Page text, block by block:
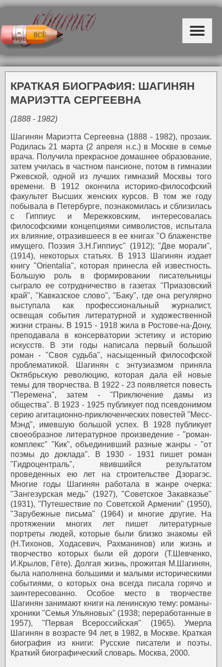
КРАТКАЯ БИОГРАФИЯ: ШАГИНЯН
МАРИЭТТА СЕРГЕЕВНА
(1888 - 1982)
Шагинян Мариэтта Сергеевна (1888 - 1982), прозаик.
Родилась 21 марта (2 апреля н.с.) в Москве в семье
врача. Получила прекрасное домашнее образование,
затем училась в частном пансионе, потом в гимназии
Ржевской, одной из лучших гимназий Москвы того
времени. В 1912 окончила историко-философский
факультет Высших женских курсов. В том же году
побывала в Петербурге, познакомилась и сблизилась
с Гиппиус и Мережковским, интересовалась
философскими концепциями символистов, испытала
их влияние, отразившееся в ее книгах "О блаженстве
имущего. Поэзия З.Н.Гиппиус" (1912); "Две морали",
(1914), некоторых статьях. В 1913 Шагинян издает
книгу "Orientalia", которая принесла ей известность.
Большую роль в формировании писательницы
сыграло ее сотрудничество в газетах "Приазовский
край", "Кавказское слово", "Баку", где она регулярно
выступала как профессиональный журналист,
освещая события литературной и художественной
жизни страны. В 1915 - 1918 жила в Ростове-на-Дону,
преподавала в консерватории эстетику и историю
искусств. В эти годы написала первый большой
роман - "Своя судьба", насыщенный философской
проблематикой. Шагинян с энтузиазмом приняла
Октябрьскую революцию, которая дала ей новые
темы для творчества. В 1922 - 23 появляется повесть
"Перемена", затем - "Приключение дамы из
общества". В 1923 - 1925 публикует под псевдонимом
серию агитационно-приключенческих повестей "Месс-
Мэнд", имевшую большой успех. В 1928 публикует
своеобразное литературное произведение - "роман-
комплекс" "Кик", объединивший разные жанры - "от
поэмы до доклада". В 1930 - 1931 пишет роман
"Гидроцентраль", явившийся результатом
проведенных ею лет на строительстве Дзорагэс.
Многие годы Шагинян работала в жанре очерка:
"Зангезурская медь" (1927), "Советское Закавказье"
(1931), "Путешествие по Советской Армении" (1950),
"Зарубежные письма" (1964) и многие другие. На
протяжении многих лет пишет литературные
портреты людей, которые были близко знакомы ей
(Н.Тихонов, Ходасевич, Рахманинов) или жизнь и
творчество которых были ей дороги (Т.Шевченко,
И.Крылов, Гёте). Долгая жизнь, прожитая М.Шагинян,
была наполнена большими и малыми историческими
событиями, о которых она всегда писала горячо и
заинтересованно. Особое место в творчестве
Шагинян занимают книги на ленинскую тему: романы-
хроники "Семья Ульяновых" (1938; переработанные в
1957), "Первая Всероссийская" (1965). Умерла
Шагинян в возрасте 94 лет, в 1982, в Москве. Краткая
биография из книги: Русские писатели и поэты.
Краткий биографический словарь. Москва, 2000.